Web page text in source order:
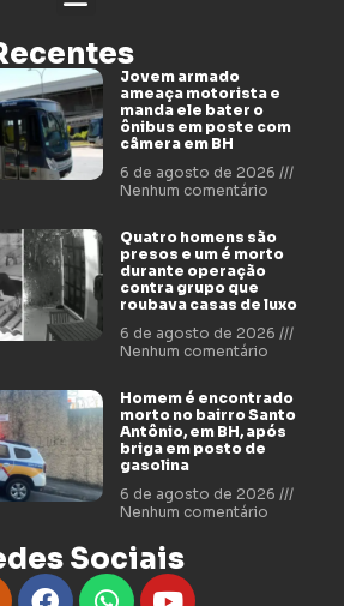
Jovem armado
ameaça motorista e
manda ele bater o
ônibus em poste com
câmera em BH
6 de agosto de 2026
Nenhum comentário
Quatro homens são
presos e um é morto
durante operação
contra grupo que
roubava casas de luxo
6 de agosto de 2026
Nenhum comentário
Homem é encontrado
morto no bairro Santo
Antônio, em BH, após
briga em posto de
gasolina
6 de agosto de 2026
Nenhum comentário
Sociais